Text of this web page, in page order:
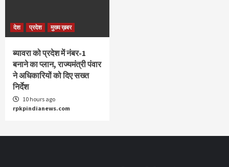
देश प्रदेश मुख्य ख़बर
ब्यावरा को प्रदेश में नंबर-1
बनाने का प्लान, राज्यमंत्री पंवार
ने अधिकारियों को दिए सख्त
निर्देश
10 hours ago
rpkpindianews.com